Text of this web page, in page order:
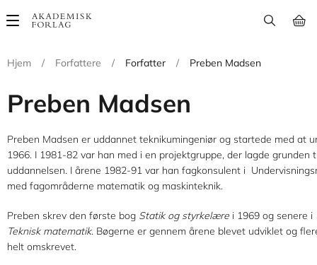
Main
Hjem
/ Forfattere / Forfatter / Preben Madsen
Preben Madsen
Preben Madsen er uddannet teknikumingeniør og startede med at
1966. I 1981-82 var han med i en projektgruppe, der lagde grunden
uddannelsen. I årene 1982-91 var han fagkonsulent i
med fagområderne matematik og maskinteknik.
Preben skrev den første bog Statik og styrkelære i 1969 og senere i
Teknisk matematik. Bøgerne er gennem årene blevet udviklet og
helt omskrevet.